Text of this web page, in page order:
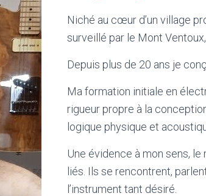
Niché au cœur d’un village
surveillé par le Mont Ventoux,
Depuis plus de 20 ans je
Ma formation initiale en
rigueur propre à la
logique physique et
Une évidence à mon sens,
liés. Ils se rencontrent,
l’instrument tant désiré.